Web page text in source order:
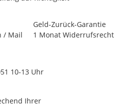
/ Mail
Geld-Zurück-Garantie
1 Monat Widerrufsrecht
10-13 Uhr
Ihrer